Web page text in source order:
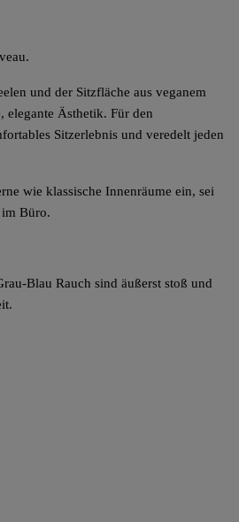
und der Sitzfläche aus veganem
elegante Ästhetik. Für den
Sitzerlebnis und veredelt jeden
wie klassische Innenräume ein, sei
im Büro.
Blau Rauch sind äußerst stoß und